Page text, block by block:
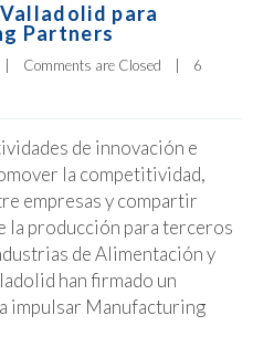
para
Partners
Comments are Closed
6
de innovación e
la competitividad,
empresas y compartir
la producción para terceros
de Alimentación y
han firmado un
impulsar Manufacturing